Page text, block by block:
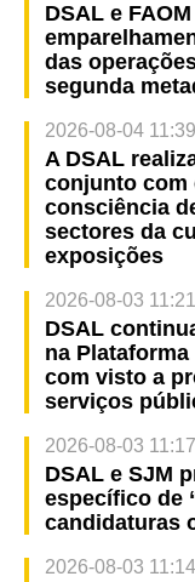
DSAL e
das
segunda
2026-08-04 11:39
A DSAL
conjunto com
consciência
sectores da
exposições
2026-08-03 11:21
DSAL
na
com visto a
serviços
2026-08-03 11:17
DSAL e SJM
específico de
candidaturas
2026-08-03 11:14